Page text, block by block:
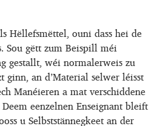
Hëllefsmëttel, ouni dass hei de
Sou gëtt zum Beispill méi
gestallt, wéi normalerweis zu
ginn, an d’Material selwer léisst
Manéieren a mat verschiddene
eenzelnen Enseignant bleift
u Selbststännegkeet an der